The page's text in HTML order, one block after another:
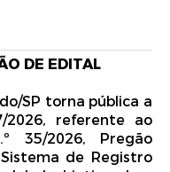
e exigências
de Referência e dos
n.º 12/2026.
futura e eventual
atendimento à Lei
de 2003, e suas
quantidades e
e seus anexos.
do Edital: a
DE EDITAL
SP torna pública a
2026, referente ao
35/2026, Pregão
de Registro